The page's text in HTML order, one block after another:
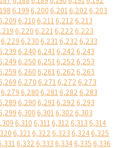
6,1996,2006,2016,2026,203
6,2106,2116,2126,213
6,2206,2216,2226,223
6,2296,2306,2316,2326,233
6,2406,2416,2426,243
6,2506,2516,2526,253
6,2606,2616,2626,263
6,2706,2716,2726,273
6,2796,2806,2816,2826,283
6,2906,2916,2926,293
6,3006,3016,3026,303
6,3106,3116,3126,3136,314
6,3216,3226,3236,3246,325
6,3326,3336,3346,3356,336